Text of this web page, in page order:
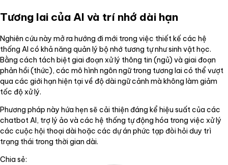
Tương lai của AI và trí nhớ dài hạn
Nghiên cứu này mở ra hướng đi mới trong việc thiết kế các hệ
thống AI có khả năng quản lý bộ nhớ tương tự như sinh vật học.
Bằng cách tách biệt giai đoạn xử lý thông tin (ngủ) và giai đoạn
phản hồi (thức), các mô hình ngôn ngữ trong tương lai có thể vượt
qua các giới hạn hiện tại về độ dài ngữ cảnh mà không làm giảm
tốc độ xử lý.
Phương pháp này hứa hẹn sẽ cải thiện đáng kể hiệu suất của các
chatbot AI, trợ lý ảo và các hệ thống tự động hóa trong việc xử lý
các cuộc hội thoại dài hoặc các dự án phức tạp đòi hỏi duy trì
trạng thái trong thời gian dài.
Chia sẻ: